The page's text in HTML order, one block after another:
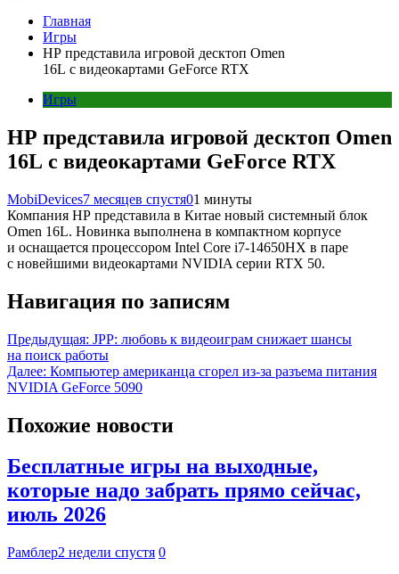
Главная
Игры
HP представила игровой десктоп Omen
16L с видеокартами GeForce RTX
Игры
HP представила игровой десктоп Omen
16L с видеокартами GeForce RTX
MobiDevices7 месяцев спустя01 минуты
Компания HP представила в Китае новый системный блок
Omen 16L. Новинка выполнена в компактном корпусе
и оснащается процессором Intel Core i7-14650HX в паре
с новейшими видеокартами NVIDIA серии RTX 50.
Навигация по записям
Предыдущая: JPP: любовь к видеоиграм снижает шансы
на поиск работы
Далее: Компьютер американца сгорел из-за разъема питания
NVIDIA GeForce 5090
Похожие новости
Бесплатные игры на выходные,
которые надо забрать прямо сейчас,
июль 2026
Рамблер2 недели спустя 0